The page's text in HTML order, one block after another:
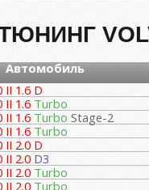
Автомобиль
II 1.6 D
II 1.6 Turbo
II 1.6 Turbo Stage-2
II 1.6 Turbo
II 2.0 D
II 2.0 D3
II 2.0 Turbo
II 2.0 Turbo